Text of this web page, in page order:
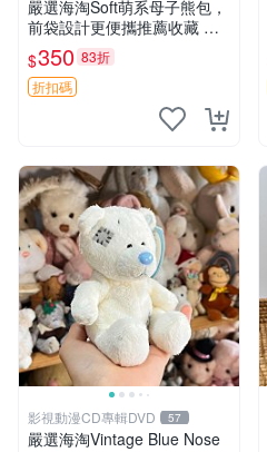
嚴選海淘Soft萌系母子熊包，
前袋設計更便攜推薦收藏 母
子熊 軟綿綿 包包
$350 83折
折扣碼
影視動漫CD專輯DVD 57
嚴選海淘Vintage Blue Nose